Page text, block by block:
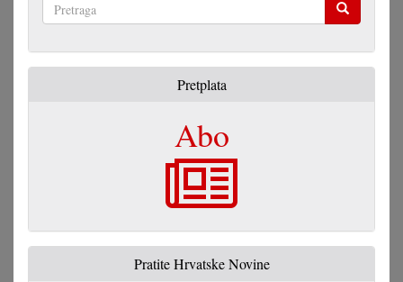
Pretplata
Abo
Pratite Hrvatske Novine